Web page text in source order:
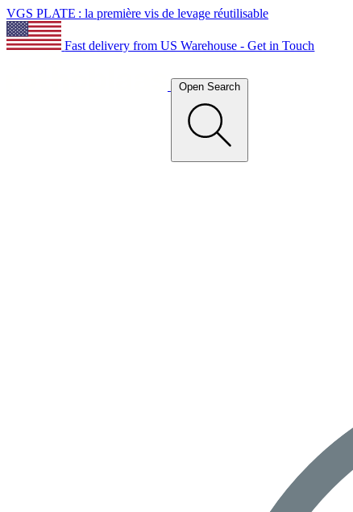
VGS PLATE : la première vis de levage réutilisable
Fast delivery from US Warehouse - Get in Touch
Open Search